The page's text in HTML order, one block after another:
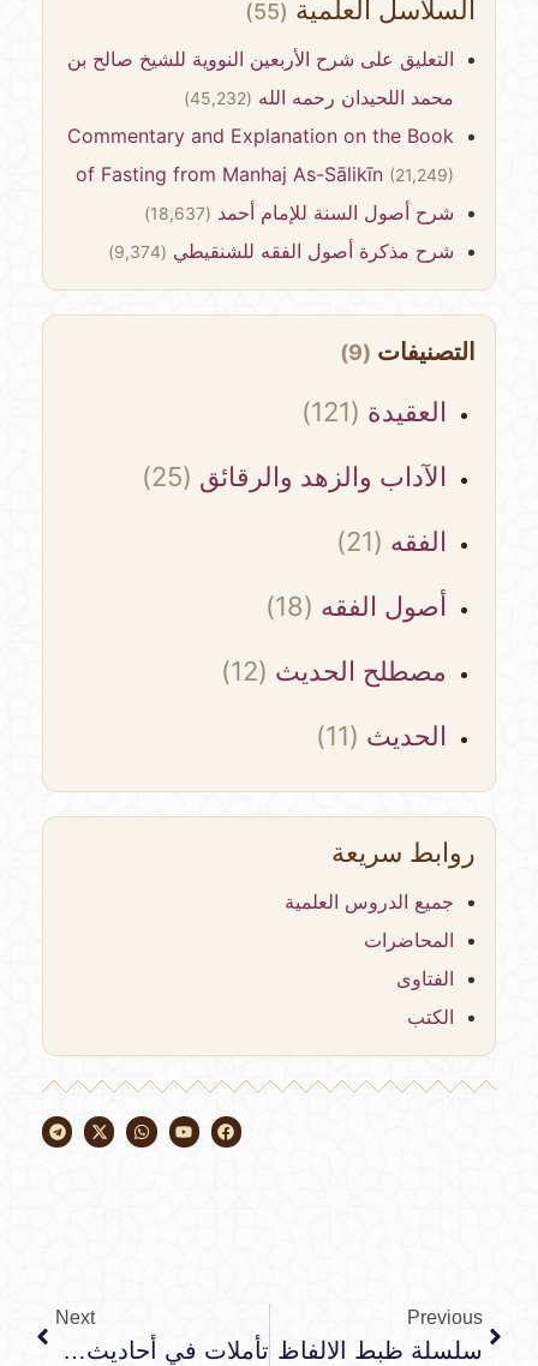
السلاسل العلمية(55)
التعليق على شرح الأربعين النووية للشيخ صالح بن
محمد اللحيدان رحمه الله(45,232)
Commentary and Explanation on the Book
of Fasting from Manhaj As-Sālikīn(21,249)
شرح أصول السنة للإمام أحمد(18,637)
شرح مذكرة أصول الفقه للشنقيطي (9,374)
التصنيفات(9)
العقيدة(121)
الآداب والزهد والرقائق(25)
الفقه(21)
أصول الفقه(18)
مصطلح الحديث(12)
الحديث(11)
روابط سريعة
جميع الدروس العلمية
المحاضرات
الفتاوى
الكتب
Previous
سلسلة ظبط الالفاظ
Next
تأملات في أحاديث الأدعية والأذكار : الحديث الأول